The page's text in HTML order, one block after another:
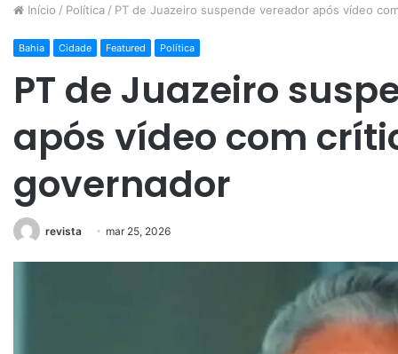
Início / Política / PT de Juazeiro suspende vereador após vídeo
Bahia Cidade Featured Política
PT de Juazeiro
após vídeo com
governador
revista mar 25, 2026